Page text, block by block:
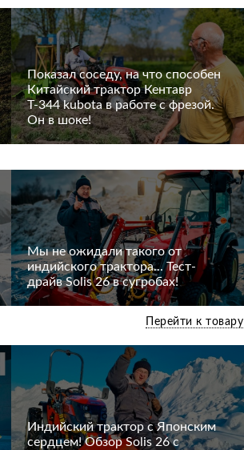
Показал соседу, на что способен
Китайский трактор Кентавр
Т-344 kubota в работе с фрезой.
Он в шоке!
Мы не ожидали такого от
индийского трактора... Тест-
драйв Solis 26 в сугробах!
Перейти к товару
Индийский трактор с Японским
сердцем! Обзор Solis 26 c